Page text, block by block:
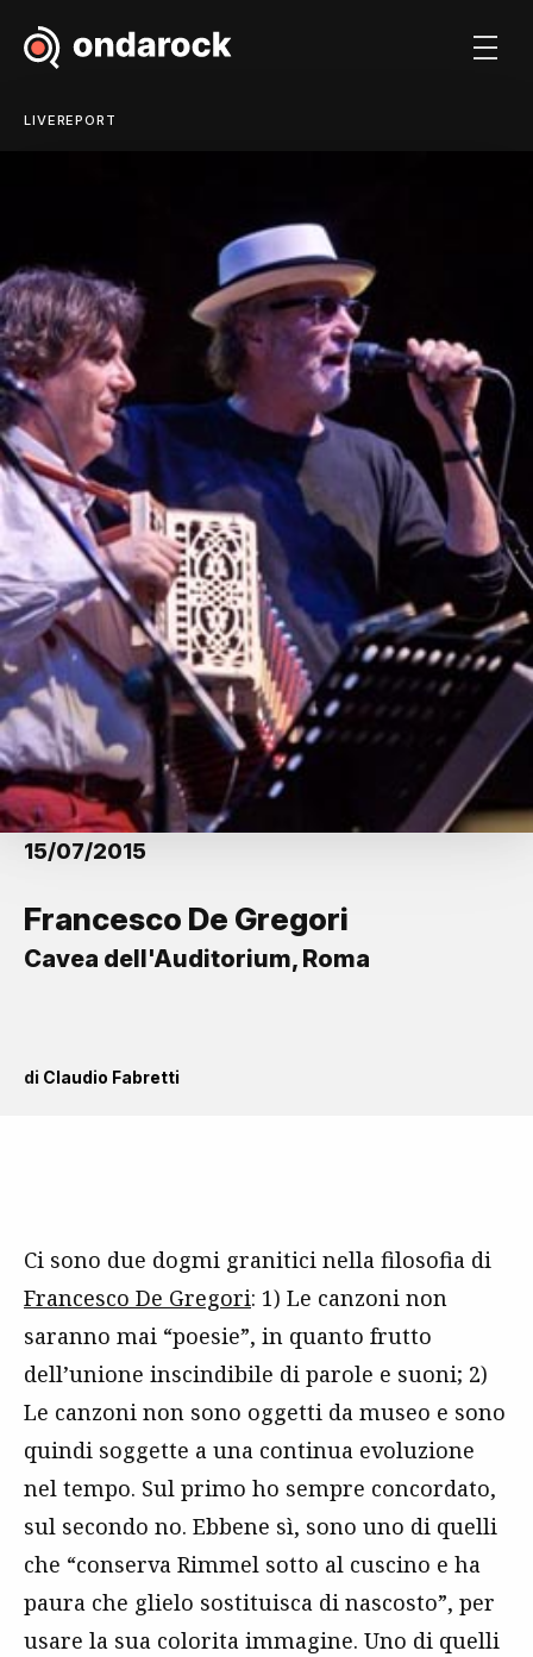
LIVEREPORT
15/07/2015
Francesco De Gregori
Cavea dell'Auditorium, Roma
di Claudio Fabretti
Ci sono due dogmi granitici nella filosofia di
Francesco De Gregori: 1) Le canzoni non
saranno mai “poesie”, in quanto frutto
dell’unione inscindibile di parole e suoni; 2)
Le canzoni non sono oggetti da museo e sono
quindi soggette a una continua evoluzione
nel tempo. Sul primo ho sempre concordato,
sul secondo no. Ebbene sì, sono uno di quelli
che “conserva Rimmel sotto al cuscino e ha
paura che glielo sostituisca di nascosto”, per
usare la sua colorita immagine. Uno di quelli